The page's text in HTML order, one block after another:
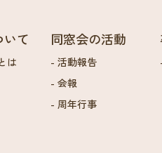
いて
は
同窓会の活動
活動報告
会報
周年行事